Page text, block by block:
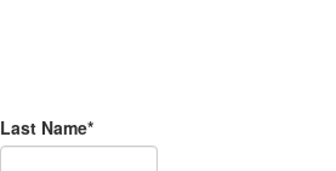
Last Name*